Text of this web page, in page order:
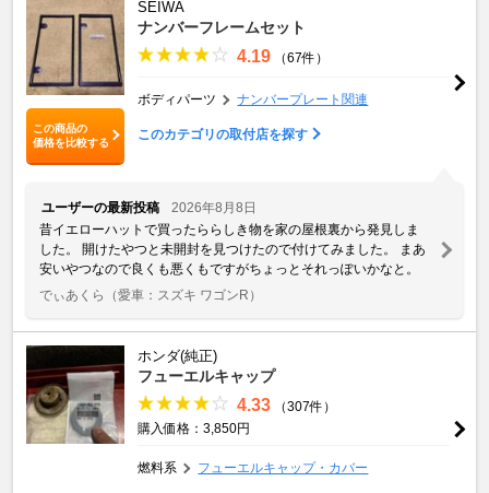
この商品の
価格を比較する
SEIWA
ナンバーフレームセット
4.19 （67件）
ボディパーツ ナンバープレート関連
このカテゴリの取付店を探す
ユーザーの最新投稿
2026年8月8日
昔イエローハットで買ったららしき物を家の屋根裏から発見しま
した。 開けたやつと未開封を見つけたので付けてみました。 まあ
安いやつなので良くも悪くもですがちょっとそれっぽいかなと。
でぃあくら
（愛車：スズキ ワゴンR）
ホンダ(純正)
フューエルキャップ
4.33
（307件）
購入価格：3,850円
燃料系 フューエルキャップ・カバー